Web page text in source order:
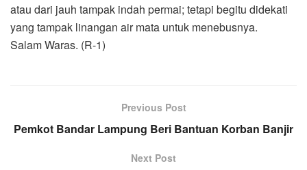
atau dari jauh tampak indah permai; tetapi begitu didekati
yang tampak linangan air mata untuk menebusnya.
Salam Waras. (R-1)
Previous Post
Pemkot Bandar Lampung Beri Bantuan Korban Banjir
Next Post